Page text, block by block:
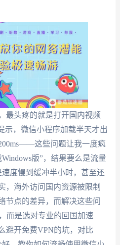
最头疼的就是打开国内视频
示，微信小程序加载半天才出
这些问题让我一度疯
版”，结果要么是流量
度慢到缓冲半小时，甚至还
，海外访问国内资源被限制
节点的差异，而解决这些问
而是选对专业的回国加速
避开免费VPN的坑，对比